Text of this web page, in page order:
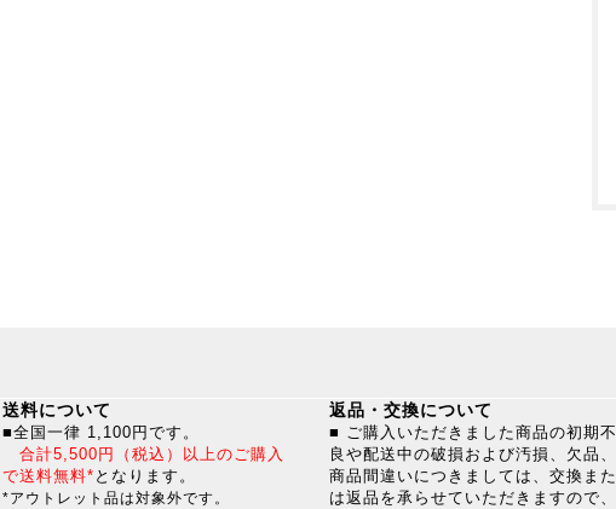
送料について
■全国一律 1,100円です。
合計5,500円（税込）以上のご購入
で送料無料* となります。
*アウトレット品は対象外です。
返品・交換について
■ ご購入いただきました商品の初期不
良や配送中の破損および汚損、欠品、
商品間違いにつきましては、交換また
は返品を承らせていただきますので、